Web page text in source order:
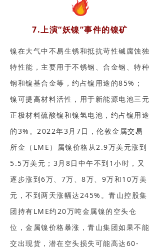
7.上演“妖镍”事件的镍矿
镍在大气中不易生锈和抵抗苛性碱腐蚀独
特性能，主要用于不锈钢、合金钢、特种
钢和镍基合金等，约占镍用途的85%；
镍可提高材料活性，用于新能源电池三元
正极材料硫酸镍和镍氢电池，约占镍用途
的3%。2022年3月7日，伦敦金属交易
所金（LME）属镍价格从2.9万美元涨到
5.5万美元；3月8日中午不到1小时，又
逐步涨到6万、7万、8万、9万和10万美
元，不到两天涨幅达245%。青山控股集
团持有LME约20万吨金属镍的空头仓
位，金属镍价格暴涨，青山集团如果不能
交出现货，潜在空头损失可能高达60-